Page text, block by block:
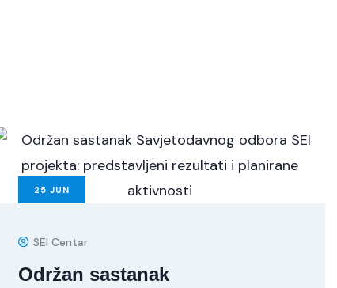
25 JUN
SEI Centar
Održan sastanak